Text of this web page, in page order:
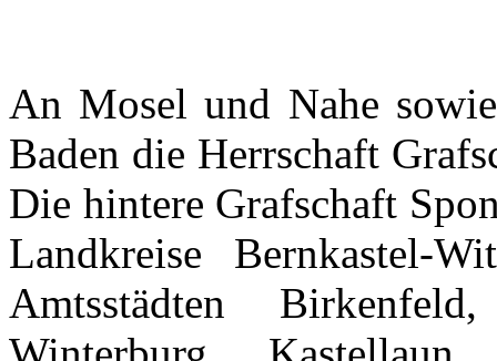
An Mosel und Nahe sowie
Baden die Herrschaft
Die hintere Grafschaft
Landkreise
Bernkastel-
Amtsstädten
Birkenfeld